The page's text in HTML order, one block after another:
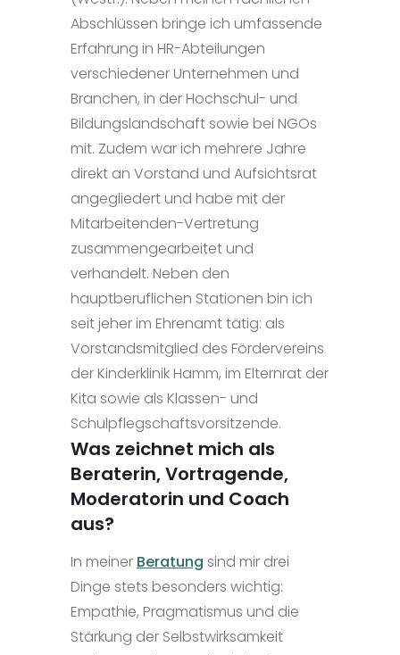
Abschlüssen bringe ich umfassende
Erfahrung in HR-Abteilungen
verschiedener Unternehmen und
Branchen, in der Hochschul- und
Bildungslandschaft sowie bei NGOs
mit. Zudem war ich mehrere Jahre
direkt an Vorstand und Aufsichtsrat
angegliedert und habe mit der
Mitarbeitenden-Vertretung
zusammengearbeitet und
verhandelt. Neben den
hauptberuflichen Stationen bin ich
seit jeher im Ehrenamt tätig: als
Vorstandsmitglied des Fördervereins
der Kinderklinik Hamm, im Elternrat der
Kita sowie als Klassen- und
Schulpflegschaftsvorsitzende.
Was zeichnet mich als
Beraterin, Vortragende,
Moderatorin und Coach
aus?
In meiner Beratung sind mir drei
Dinge stets besonders wichtig:
Empathie, Pragmatismus und die
Stärkung der Selbstwirksamkeit